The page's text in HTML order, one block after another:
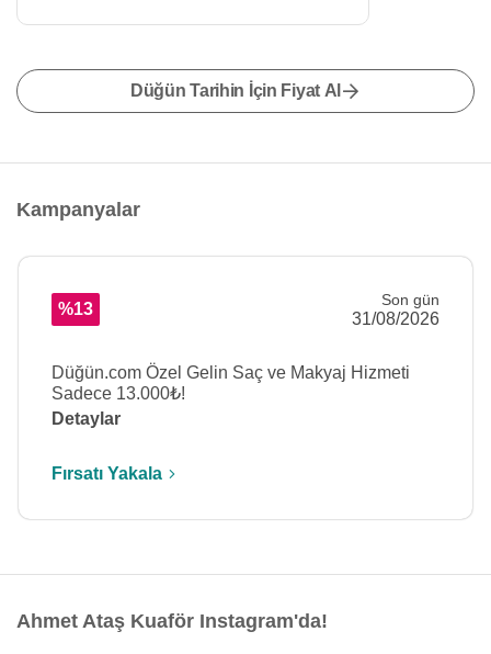
Düğün Tarihin İçin Fiyat Al
Kampanyalar
%13 Son gün
31/08/2026
Düğün.com Özel Gelin Saç ve Makyaj Hizmeti
Sadece 13.000₺!
Detaylar
Fırsatı Yakala
Ahmet Ataş Kuaför Instagram'da!